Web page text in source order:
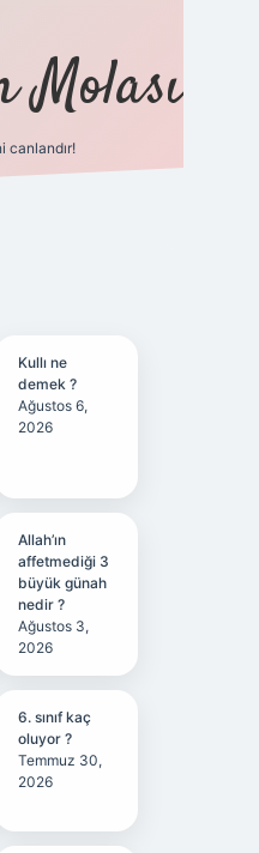
Molası
canlandır!
Kullı ne
demek ?
Ağustos 6,
2026
Allah’ın
affetmediği 3
büyük günah
nedir ?
Ağustos 3,
2026
6. sınıf kaç
oluyor ?
Temmuz 30,
2026